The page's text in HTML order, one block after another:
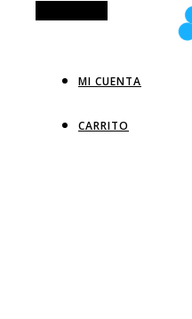
MI CUENTA
CARRITO